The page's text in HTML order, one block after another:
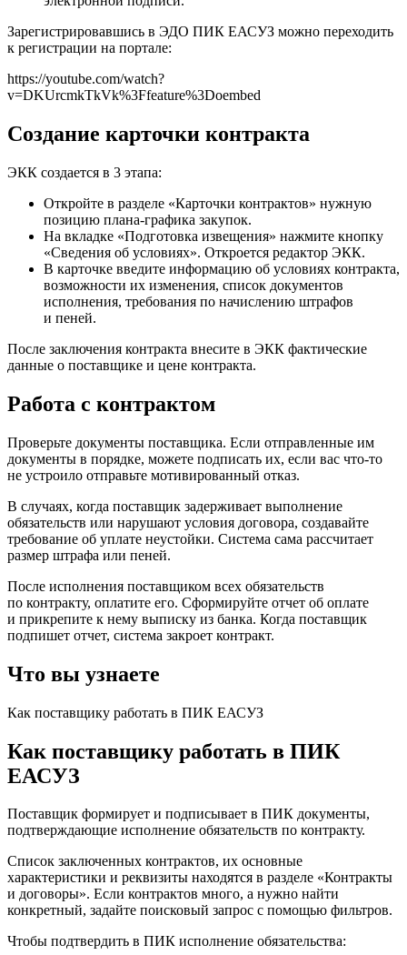
Зарегистрировавшись в ЭДО ПИК ЕАСУЗ можно переходить
к регистрации на портале:
https://youtube.com/watch?
v=DKUrcmkTkVk%3Ffeature%3Doembed
Создание карточки контракта
ЭКК создается в 3 этапа:
Откройте в разделе «Карточки контрактов» нужную
позицию плана-графика закупок.
На вкладке «Подготовка извещения» нажмите кнопку
«Сведения об условиях». Откроется редактор ЭКК.
В карточке введите информацию об условиях контракта,
возможности их изменения, список документов
исполнения, требования по начислению штрафов
и пеней.
После заключения контракта внесите в ЭКК фактические
данные о поставщике и цене контракта.
Работа с контрактом
Проверьте документы поставщика. Если отправленные им
документы в порядке, можете подписать их, если вас что-то
не устроило отправьте мотивированный отказ.
В случаях, когда поставщик задерживает выполнение
обязательств или нарушают условия договора, создавайте
требование об уплате неустойки. Система сама рассчитает
размер штрафа или пеней.
После исполнения поставщиком всех обязательств
по контракту, оплатите его. Сформируйте отчет об оплате
и прикрепите к нему выписку из банка. Когда поставщик
подпишет отчет, система закроет контракт.
Что вы узнаете
Как поставщику работать в ПИК ЕАСУЗ
Как поставщику работать в ПИК
ЕАСУЗ
Поставщик формирует и подписывает в ПИК документы,
подтверждающие исполнение обязательств по контракту.
Список заключенных контрактов, их основные
характеристики и реквизиты находятся в разделе «Контракты
и договоры». Если контрактов много, а нужно найти
конкретный, задайте поисковый запрос с помощью фильтров.
Чтобы подтвердить в ПИК исполнение обязательства: